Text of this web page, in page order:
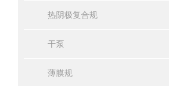
热阴极复合规
干泵
薄膜规